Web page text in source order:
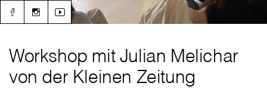
Workshop mit Julian Melichar
von der Kleinen Zeitung